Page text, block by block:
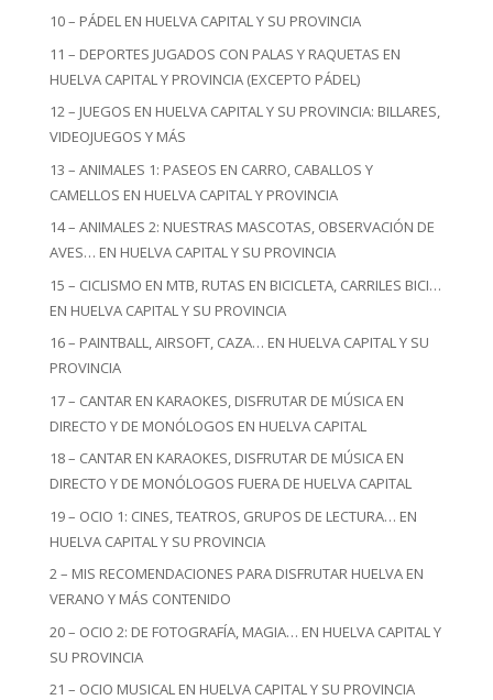
10 – PÁDEL EN HUELVA CAPITAL Y SU PROVINCIA
11 – DEPORTES JUGADOS CON PALAS Y RAQUETAS EN
HUELVA CAPITAL Y PROVINCIA (EXCEPTO PÁDEL)
12 – JUEGOS EN HUELVA CAPITAL Y SU PROVINCIA: BILLARES,
VIDEOJUEGOS Y MÁS
13 – ANIMALES 1: PASEOS EN CARRO, CABALLOS Y
CAMELLOS EN HUELVA CAPITAL Y PROVINCIA
14 – ANIMALES 2: NUESTRAS MASCOTAS, OBSERVACIÓN DE
AVES… EN HUELVA CAPITAL Y SU PROVINCIA
15 – CICLISMO EN MTB, RUTAS EN BICICLETA, CARRILES BICI…
EN HUELVA CAPITAL Y SU PROVINCIA
16 – PAINTBALL, AIRSOFT, CAZA… EN HUELVA CAPITAL Y SU
PROVINCIA
17 – CANTAR EN KARAOKES, DISFRUTAR DE MÚSICA EN
DIRECTO Y DE MONÓLOGOS EN HUELVA CAPITAL
18 – CANTAR EN KARAOKES, DISFRUTAR DE MÚSICA EN
DIRECTO Y DE MONÓLOGOS FUERA DE HUELVA CAPITAL
19 – OCIO 1: CINES, TEATROS, GRUPOS DE LECTURA… EN
HUELVA CAPITAL Y SU PROVINCIA
2 – MIS RECOMENDACIONES PARA DISFRUTAR HUELVA EN
VERANO Y MÁS CONTENIDO
20 – OCIO 2: DE FOTOGRAFÍA, MAGIA… EN HUELVA CAPITAL Y
SU PROVINCIA
21 – OCIO MUSICAL EN HUELVA CAPITAL Y SU PROVINCIA